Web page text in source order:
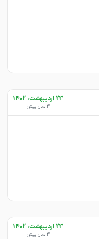
23 اردیبهشت، 1402
3 سال پیش
23 اردیبهشت، 1402
3 سال پیش